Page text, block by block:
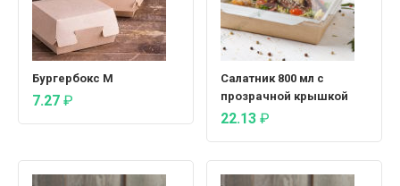
Бургербокс М
7.27 ₽
Салатник 800 мл с
прозрачной крышкой
22.13 ₽